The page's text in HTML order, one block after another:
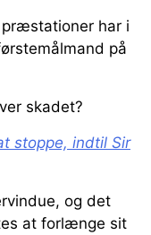
har i
på
skadet?
stoppe, indtil Sir
og det
at forlænge sit